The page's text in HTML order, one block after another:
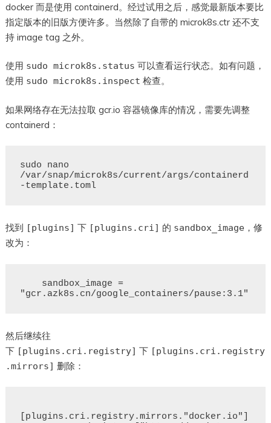
docker 而是使用 containerd。经过试用之后，感觉最新版本要比
指定版本的旧版方便许多。当然除了自带的 microk8s.ctr 还不支
持 image tag 之外。
使用 sudo microk8s.status 可以查看运行状态。如有问题，
使用 sudo microk8s.inspect 检查。
如果网络存在无法拉取 gcr.io 容器镜像库的情况，需要先调整
containerd：
sudo nano
/var/snap/microk8s/current/args/containerd
-template.toml
找到 [plugins] 下 [plugins.cri] 的 sandbox_image，修
改为：
然后继续往
下 [plugins.cri.registry] 下 [plugins.cri.registry
.mirrors] 删除：
[plugins.cri.registry.mirrors."docker.io"]